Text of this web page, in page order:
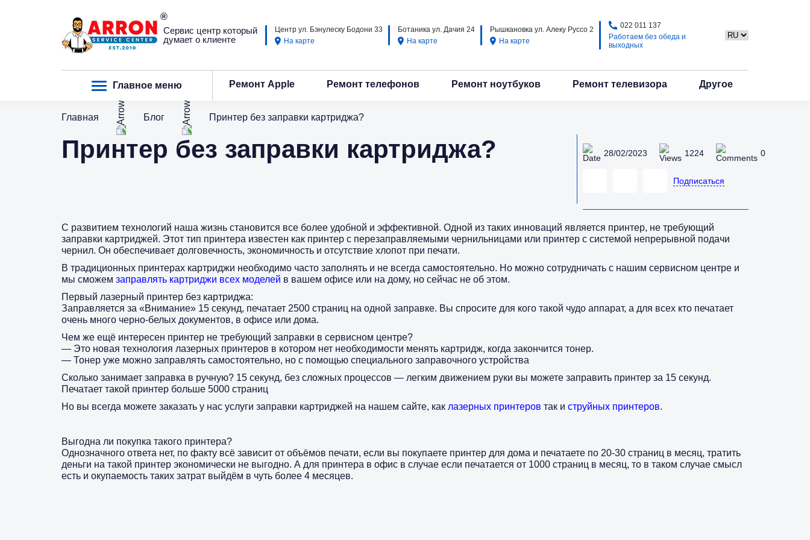
Сервис центр который
думает о клиенте
Центр ул. Бэнулеску Бодони 33
На карте
Ботаника ул. Дачия 24
На карте
Рышкановка ул. Алеку Руссо 2
На карте
022 011 137
Работаем без обеда и
выходных
Главное меню Ремонт Apple Ремонт телефонов Ремонт ноутбуков Ремонт телевизора Другое
Главная Блог Принтер без заправки картриджа?
Принтер без заправки картриджа? 28/02/2023 1224 0
Подписаться
С развитием технологий наша жизнь становится все более удобной и эффективной. Одной из таких инноваций является принтер, не требующий
заправки картриджей. Этот тип принтера известен как принтер с перезаправляемыми чернильницами или принтер с системой непрерывной подачи
чернил. Он обеспечивает долговечность, экономичность и отсутствие хлопот при печати.
В традиционных принтерах картриджи необходимо часто заполнять и не всегда самостоятельно. Но можно сотрудничать с нашим сервисном центре и
мы сможем заправлять картриджи всех моделей в вашем офисе или на дому, но сейчас не об этом.
Первый лазерный принтер без картриджа:
Заправляется за «Внимание» 15 секунд, печатает 2500 страниц на одной заправке. Вы спросите для кого такой чудо аппарат, а для всех кто печатает
очень много черно-белых документов, в офисе или дома.
Чем же ещё интересен принтер не требующий заправки в сервисном центре?
— Это новая технология лазерных принтеров в котором нет необходимости менять картридж, когда закончится тонер.
— Тонер уже можно заправлять самостоятельно, но с помощью специального заправочного устройства
Сколько занимает заправка в ручную? 15 секунд, без сложных процессов — легким движением руки вы можете заправить принтер за 15 секунд.
Печатает такой принтер больше 5000 страниц
Но вы всегда можете заказать у нас услуги заправки картриджей на нашем сайте, как лазерных принтеров так и струйных принтеров.
Выгодна ли покупка такого принтера?
Однозначного ответа нет, по факту всё зависит от объёмов печати, если вы покупаете принтер для дома и печатаете по 20-30 страниц в месяц, тратить
деньги на такой принтер экономически не выгодно. А для принтера в офис в случае если печатается от 1000 страниц в месяц, то в таком случае смысл
есть и окупаемость таких затрат выйдём в чуть более 4 месяцев.